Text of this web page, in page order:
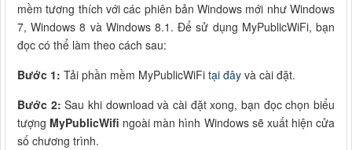
mềm tương thích với các phiên bản Windows mới như Windows
7, Windows 8 và Windows 8.1. Để sử dụng MyPublicWiFi, bạn
đọc có thể làm theo cách sau:
Bước 1: Tải phần mềm MyPublicWiFi tại đây và cài đặt.
Bước 2: Sau khi download và cài đặt xong, bạn đọc chọn biểu
tượng MyPublicWifi ngoài màn hình Windows sẽ xuất hiện cửa
số chương trình.